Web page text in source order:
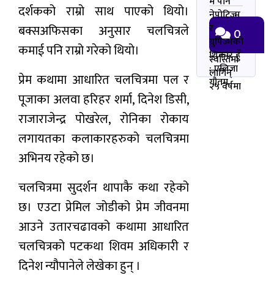
दर्शकको राम्रो साथ पाएको थियो।
बक्सअफिसका अनुसार चलचित्रले
कमाई पनि राम्रो गरेको थियो।
प्रेम कथामा आधारित चलचित्रमा पल र
पूजाका अलवा हरिहर शर्मा, दिनेश डिसी,
राजाराजेन्द्र पोखरेल, रोनिका रोकाय
लगायतका कलाकारहरुको चलचित्रमा
अभिनय रहेको छ।
चलचित्रमा सुदर्शन थापाकै कथा रहेको
छ। एउटा प्रेमिल जोडीको प्रेम जीवनमा
आउने उतारचढावको कथामा आधारित
चलचित्रको पटकथा शिवम अधिकारी र
दिनेश न्यौपानेले लेखेका हुन् ।
नेपोटिज्म
र
ग्रुपिज्मको
शिकार हुँ
: एलिजा
गौतम
0
स्वस्तिमा
लागिन्
२५ वर्षमा